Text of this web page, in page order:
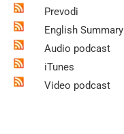
Prevodi
English Summary
Audio podcast
iTunes
Video podcast